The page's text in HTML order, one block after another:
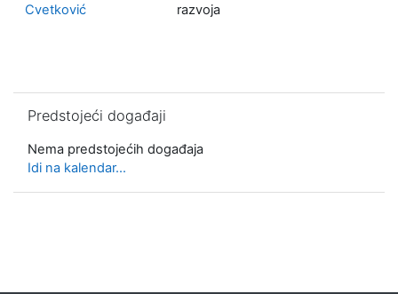
razvoja
Cvetković
Predstojeći događaji
Nema predstojećih događaja
Idi na kalendar...